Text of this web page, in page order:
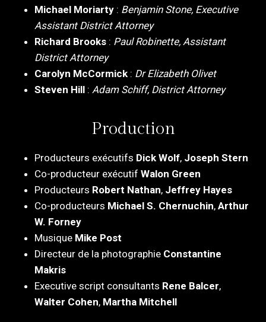
Michael Moriarty : Benjamin Stone, Executive
Assistant District Attorney
Richard Brooks : Paul Robinette, Assistant
District Attorney
Carolyn McCormick : Dr Elizabeth Olivet
Steven Hill : Adam Schiff, District Attorney
Production
Producteurs exécutifs Dick Wolf, Joseph Stern
Co-producteur exécutif Walon Green
Producteurs Robert Nathan, Jeffrey Hayes
Co-producteurs Michael S. Chernuchin, Arthur
W. Forney
Musique Mike Post
Directeur de la photographie Constantine
Makris
Executive script consultants Rene Balcer,
Walter Cohen, Martha Mitchell